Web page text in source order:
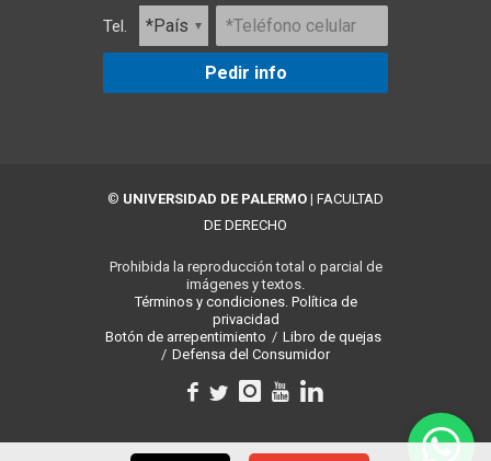
Tel.
Pedir info
© UNIVERSIDAD DE PALERMO | FACULTAD
DE DERECHO
Prohibida la reproducción total o parcial de
imágenes y textos.
Términos y condiciones. Política de
privacidad
Botón de arrepentimiento / Libro de quejas
/ Defensa del Consumidor